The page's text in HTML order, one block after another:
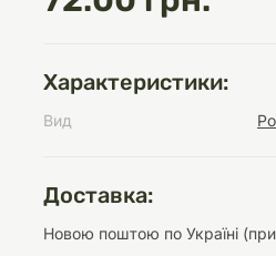
затишок
для догляду
Характеристики:
Вид
Доставка:
Новою поштою по Україні